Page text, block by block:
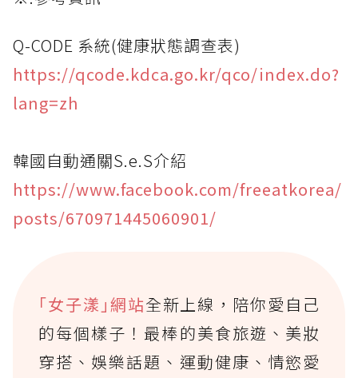
Q-CODE 系統(健康狀態調查表)
https://qcode.kdca.go.kr/qco/index.do?
lang=zh
韓國自動通關S.e.S介紹
https://www.facebook.com/freeatkorea/
posts/670971445060901/
｢女子漾｣網站全新上線，陪你愛自己
的每個樣子！最棒的美食旅遊、美妝
穿搭、娛樂話題、運動健康、情慾愛